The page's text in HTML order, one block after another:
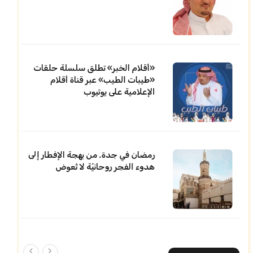
«أقلام الخبر» تطلق سلسلة حلقات
«طيبات الطيب» عبر قناة أقلام
الإعلامية على يوتيوب
رمضان في جدة. من بهجة الإفطار إلى
هدوء الفجر روحانيّة لا تُعوض